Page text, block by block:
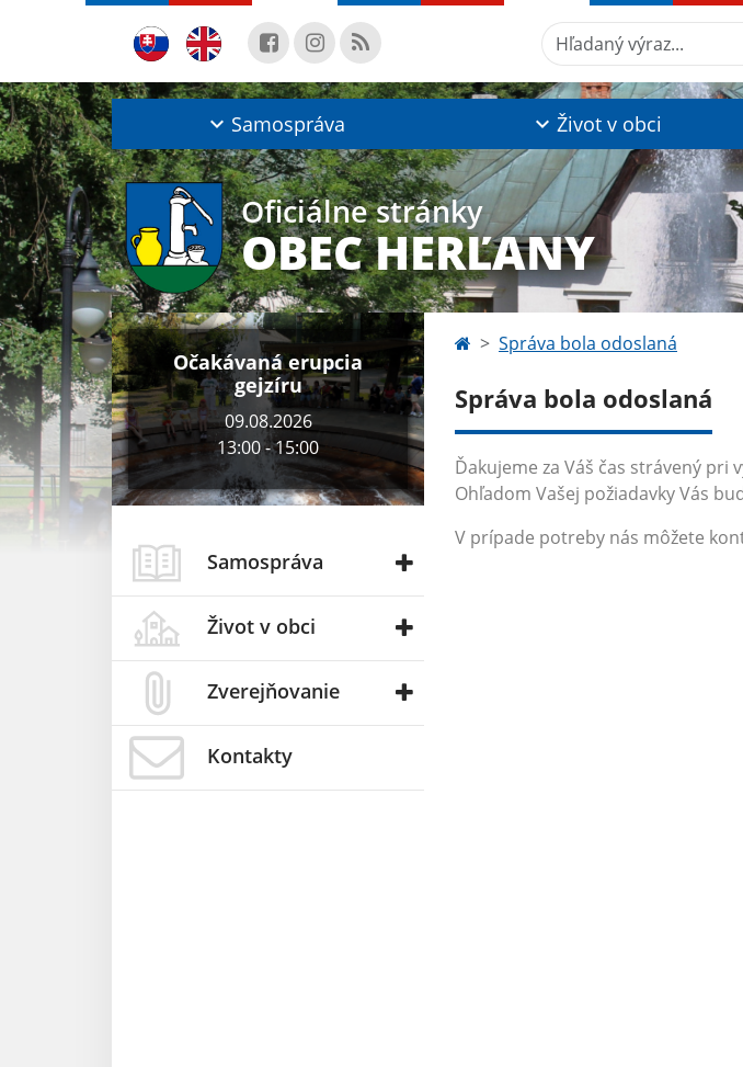
Hľadaný výraz...
Samospráva Život v obci
Oficiálne stránky
OBEC HERĽANY
Očakávaná erupcia
gejzíru
09.08.2026
13:00 - 15:00
Samospráva
Život v obci
Zverejňovanie
Kontakty
Správa bola odoslaná
Správa bola odoslaná
Ďakujeme za Váš čas strávený pri
Ohľadom Vašej požiadavky Vás
V prípade potreby nás môžete